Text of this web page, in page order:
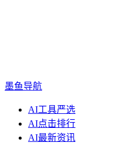
墨鱼导航
AI工具严选
AI点击排行
AI最新资讯